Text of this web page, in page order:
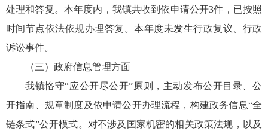
处理和答复。本年度内，我镇共收到依申请公开3件，已按照
时间节点依法依规办理答复。本年度未发生行政复议、行政
诉讼事件。
（三）政府信息管理方面
我镇恪守“应公开尽公开”原则，主动发布公开目录、公
开指南、规章制度及依申请公开办理流程，构建政务信息“全
链条式”公开模式。对不涉及国家机密的相关政策法规，以及